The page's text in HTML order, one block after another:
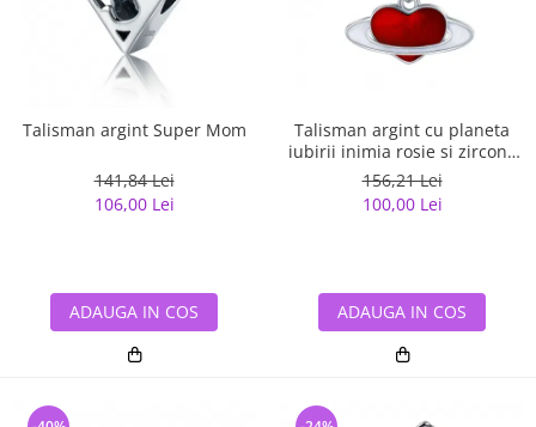
Talisman argint Super Mom
141,84 Lei
106,00 Lei
ADAUGA IN COS
Talisman argint cu planeta
iubirii inimia rosie si zirconii
albe
156,21 Lei
100,00 Lei
ADAUGA IN COS